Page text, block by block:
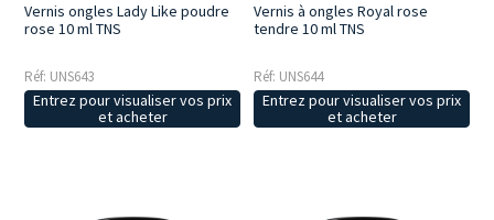
Vernis ongles Lady Like poudre
rose 10 ml TNS
Réf: UNS643
Entrez pour visualiser vos prix
et acheter
Vernis à ongles Royal rose
tendre 10 ml TNS
Réf: UNS644
Entrez pour visualiser vos prix
et acheter